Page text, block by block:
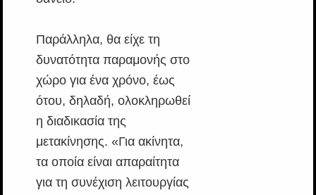
Παράλληλα, θα είχε τη
δυνατότητα παραμονής στο
χώρο για ένα χρόνο, έως
ότου, δηλαδή, ολοκληρωθεί
η διαδικασία της
μετακίνησης. «Για ακίνητα,
τα οποία είναι απαραίτητα
για τη συνέχιση λειτουργίας